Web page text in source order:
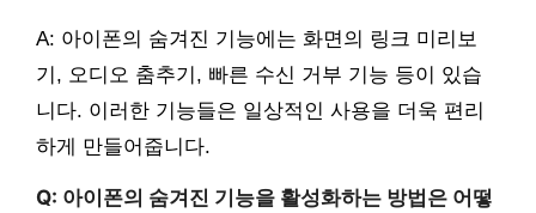
A: 아이폰의 숨겨진 기능에는 화면의 링크 미리보
기, 오디오 춤추기, 빠른 수신 거부 기능 등이 있습
니다. 이러한 기능들은 일상적인 사용을 더욱 편리
하게 만들어줍니다.
Q: 아이폰의 숨겨진 기능을 활성화하는 방법은 어떻